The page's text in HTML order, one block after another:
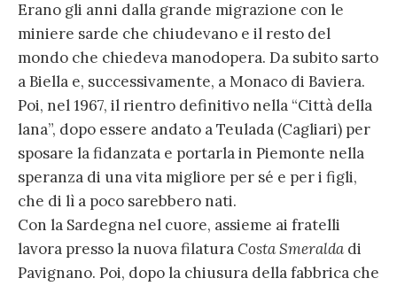
Erano gli anni dalla grande migrazione con le
miniere sarde che chiudevano e il resto del
mondo che chiedeva manodopera. Da subito sarto
a Biella e, successivamente, a Monaco di Baviera.
Poi, nel 1967, il rientro definitivo nella “Città della
lana”, dopo essere andato a Teulada (Cagliari) per
sposare la fidanzata e portarla in Piemonte nella
speranza di una vita migliore per sé e per i figli,
che di lì a poco sarebbero nati.
Con la Sardegna nel cuore, assieme ai fratelli
lavora presso la nuova filaturaCosta Smeralda di
Pavignano. Poi, dopo la chiusura della fabbrica che